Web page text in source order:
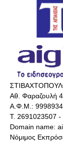
Αθ. Φαραζουλή
Α.Φ.Μ.:
Τ. 2691023507
Domain name:
Νόμιμος